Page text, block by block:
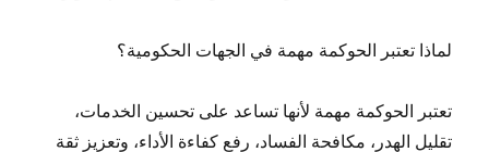
لماذا تعتبر الحوكمة مهمة في الجهات الحكومية؟
تعتبر الحوكمة مهمة لأنها تساعد على تحسين الخدمات،
تقليل الهدر، مكافحة الفساد، رفع كفاءة الأداء، وتعزيز ثقة